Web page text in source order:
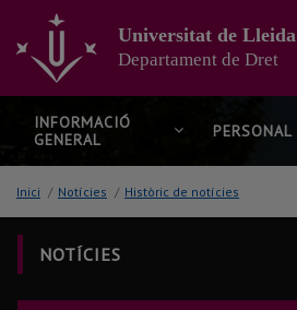
contingut
principal
de
pàgina
Universitat de Lleida
Departament de Dret
INFORMACIÓ
GENERAL
PERSONAL
Inici / Notícies / Històric de notícies
NOTÍCIES